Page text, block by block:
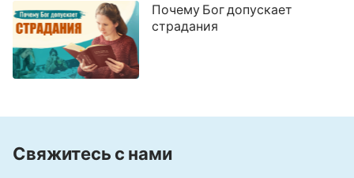
Почему Бог допускает
страдания
Свяжитесь с нами